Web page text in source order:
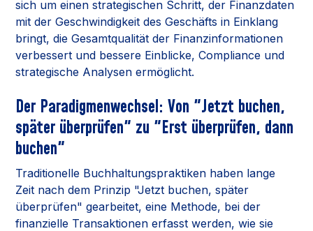
sich um einen strategischen Schritt, der Finanzdaten
mit der Geschwindigkeit des Geschäfts in Einklang
bringt, die Gesamtqualität der Finanzinformationen
verbessert und bessere Einblicke, Compliance und
strategische Analysen ermöglicht.
Der Paradigmenwechsel: Von "Jetzt buchen,
später überprüfen" zu "Erst überprüfen, dann
buchen"
Traditionelle Buchhaltungspraktiken haben lange
Zeit nach dem Prinzip "Jetzt buchen, später
überprüfen" gearbeitet, eine Methode, bei der
finanzielle Transaktionen erfasst werden, wie sie